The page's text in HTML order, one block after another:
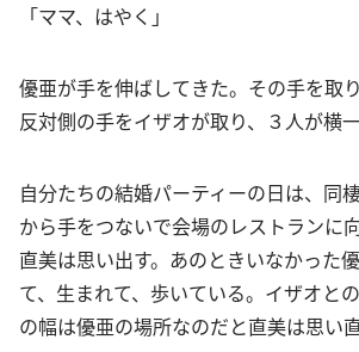
「ママ、はやく」
優亜が手を伸ばしてきた。その手を取
反対側の手をイザオが取り、３人が横
自分たちの結婚パーティーの日は、同
から手をつないで会場のレストランに
直美は思い出す。あのときいなかった
て、生まれて、歩いている。イザオと
の幅は優亜の場所なのだと直美は思い直